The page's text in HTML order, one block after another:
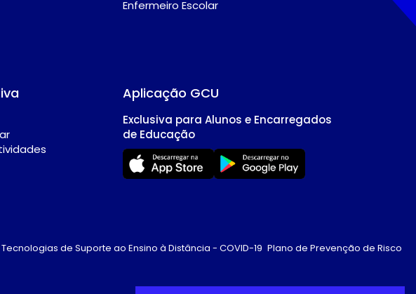
Enfermeiro Escolar
Aplicação GCU
Exclusiva para Alunos e Encarregados
de Educação
de Suporte ao Ensino à Distância - COVID-19 Plano de Prevenção de Risco